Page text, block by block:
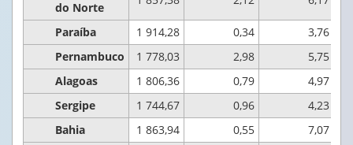
do Norte
Paraíba 1 914,28 0,34
3,76
Pernambuco
1 778,03 2,98
5,75
Alagoas
1 806,36 0,79
4,97
Sergipe
1 744,67 0,96
4,23
Bahia
1 863,94 0,55
7,07